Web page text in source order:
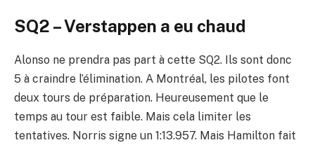
SQ2 – Verstappen a eu chaud
Alonso ne prendra pas part à cette SQ2. Ils sont donc
5 à craindre l’élimination. A Montréal, les pilotes font
deux tours de préparation. Heureusement que le
temps au tour est faible. Mais cela limiter les
tentatives. Norris signe un 1:13.957. Mais Hamilton fait